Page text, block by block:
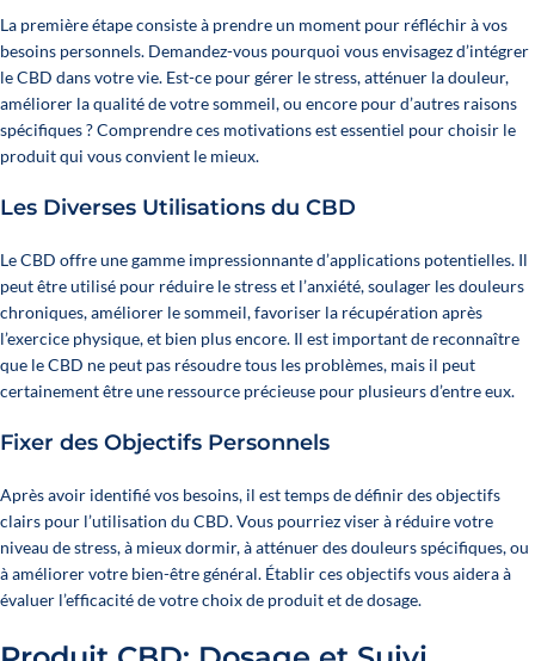
La première étape consiste à prendre un moment pour réfléchir à vos
besoins personnels. Demandez-vous pourquoi vous envisagez d’intégrer
le CBD dans votre vie. Est-ce pour gérer le stress, atténuer la douleur,
améliorer la qualité de votre sommeil, ou encore pour d’autres raisons
spécifiques ? Comprendre ces motivations est essentiel pour choisir le
produit qui vous convient le mieux.
Les Diverses Utilisations du CBD
Le CBD offre une gamme impressionnante d’applications potentielles. Il
peut être utilisé pour réduire le stress et l’anxiété, soulager les douleurs
chroniques, améliorer le sommeil, favoriser la récupération après
l’exercice physique, et bien plus encore. Il est important de reconnaître
que le CBD ne peut pas résoudre tous les problèmes, mais il peut
certainement être une ressource précieuse pour plusieurs d’entre eux.
Fixer des Objectifs Personnels
Après avoir identifié vos besoins, il est temps de définir des objectifs
clairs pour l’utilisation du CBD. Vous pourriez viser à réduire votre
niveau de stress, à mieux dormir, à atténuer des douleurs spécifiques, ou
à améliorer votre bien-être général. Établir ces objectifs vous aidera à
évaluer l’efficacité de votre choix de produit et de dosage.